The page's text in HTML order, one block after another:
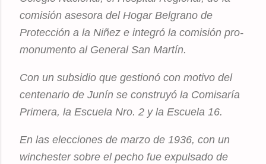
comisión asesora del Hogar Belgrano de
Protección a la Niñez e integró la comisión pro-
monumento al General San Martín.
Con un subsidio que gestionó con motivo del
centenario de Junín se construyó la Comisaría
Primera, la Escuela Nro. 2 y la Escuela 16.
En las elecciones de marzo de 1936, con un
winchester sobre el pecho fue expulsado de